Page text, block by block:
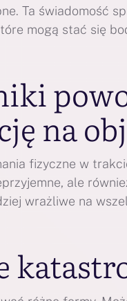
Ta świadomość
mogą stać się
na
fizyczne w
ale
wrażliwe na